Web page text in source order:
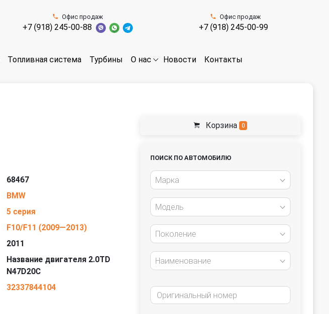
Офис продаж
+7 (918) 245-00-88
Офис продаж
+7 (918) 245-00-99
Топливная система Турбины О нас Новости Контакты
68467
BMW
5 серия
F10/F11 (2009—2013)
2011
Название двигателя 2.0TD
N47D20C
32337844104
Корзина 0
ПОИСК ПО АВТОМОБИЛЮ
Марка
Модель
Поколение
Наименование